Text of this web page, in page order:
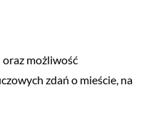
możliwość
zdań o mieście, na